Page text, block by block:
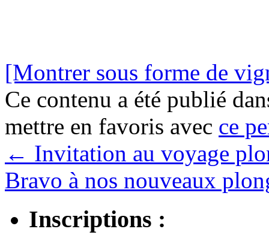
[Montrer sous forme de
Ce contenu a été publié
mettre en favoris avec ce
← Invitation au voyage
Bravo à nos nouveaux
Inscriptions :